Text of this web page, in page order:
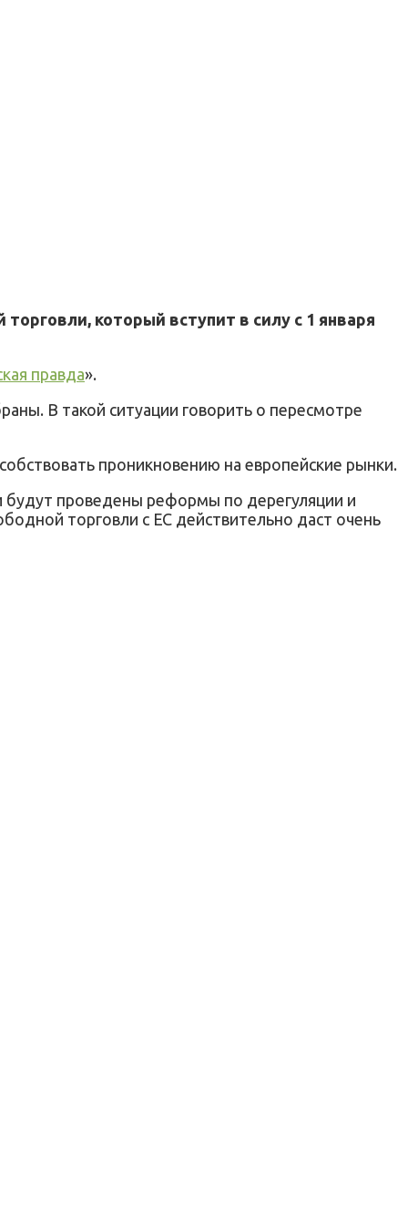
который вступит в силу с 1 января
правда».
В такой ситуации говорить о пересмотре
проникновению на европейские рынки.
будут проведены реформы по дерегуляции и
торговли с ЕС действительно даст очень